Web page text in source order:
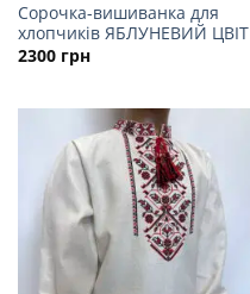
Сорочка-вишиванка для
хлопчиків ЯБЛУНЕВИЙ ЦВІТ
2300 грн